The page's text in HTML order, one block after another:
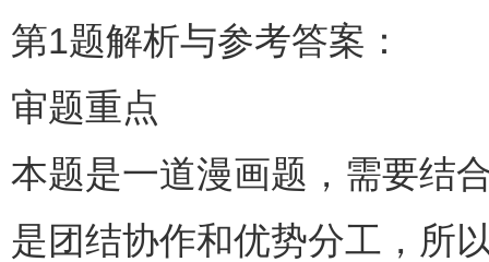
第1题解析与参考答案：
审题重点
本题是一道漫画题，需要结
是团结协作和优势分工，所